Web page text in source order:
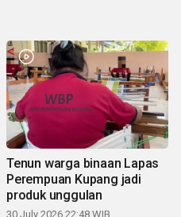
Tenun warga binaan Lapas
Perempuan Kupang jadi
produk unggulan
30 July 2026 22:48 WIB